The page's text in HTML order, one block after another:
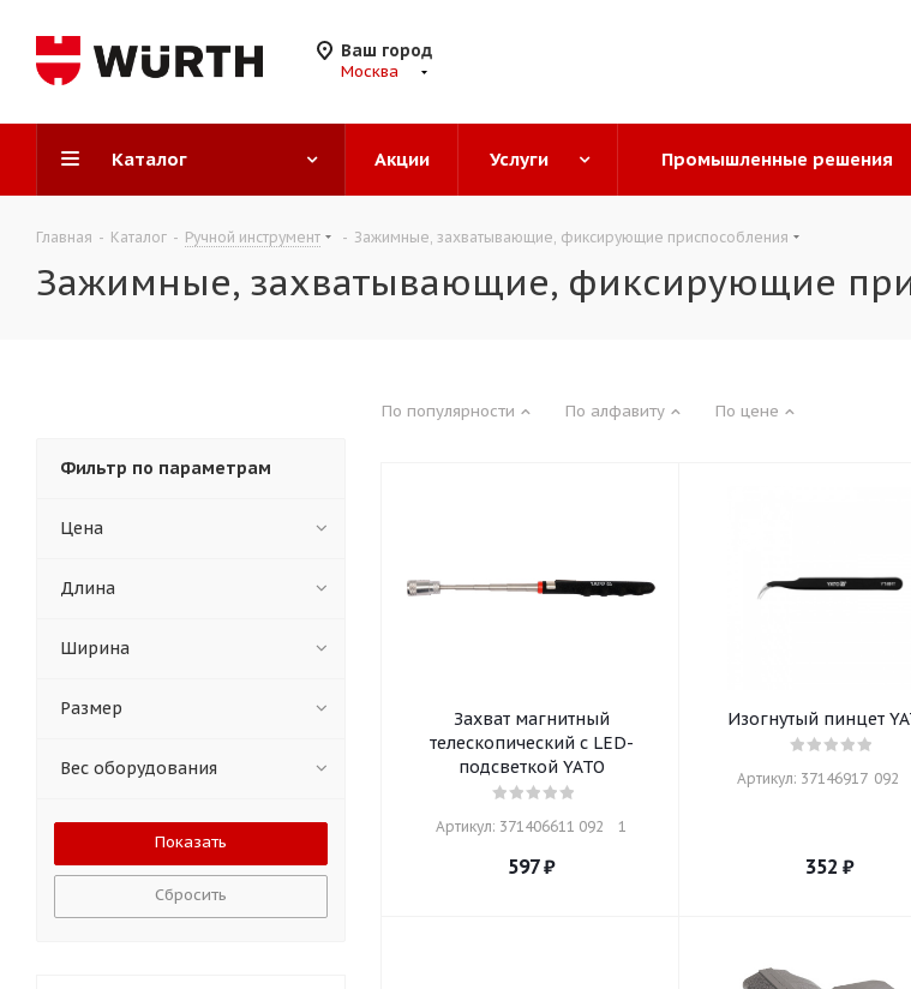
Ваш город
Москва
Каталог Акции Услуги Промышленные решения
Главная - Каталог - Ручной инструмент - Зажимные, захватывающие, фиксирующие приспособления
Зажимные, захватывающие, фиксирующие
По популярности По алфавиту По цене
Захват магнитный
телескопический с LED-
подсветкой YATO
Артикул: 371406611 092    1
597₽
Изогнутый пинцет
Артикул: 37146917  092
352 ₽
Фильтр по параметрам
Цена
Длина
Ширина
Размер
Вес оборудования
Сбросить